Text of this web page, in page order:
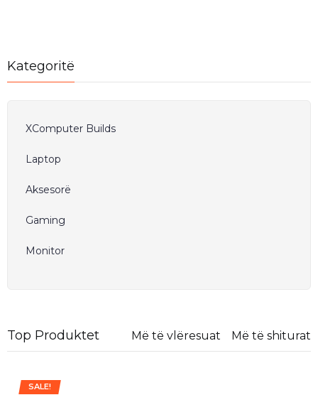
Kategoritë
XComputer Builds
Laptop
Aksesorë
Gaming
Monitor
Top Produktet Më të vlëresuat Më të shiturat
SALE!